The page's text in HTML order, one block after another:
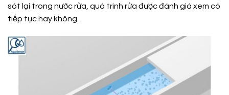
sót lại trong nước rửa, quá trình rửa được đánh giá xem có
tiếp tục hay không.